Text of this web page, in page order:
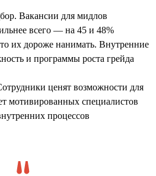
Вакансии для мидлов
всего — на 45 и 48%
их дороже нанимать. Внутренние
и программы роста грейда
ценят возможности для
мотивированных специалистов
процессов